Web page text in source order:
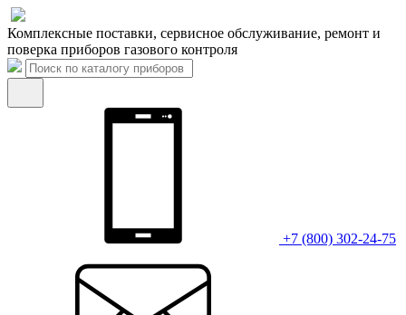
Комплексные поставки, сервисное обслуживание, ремонт и
поверка приборов газового контроля
+7 (800) 302-24-75